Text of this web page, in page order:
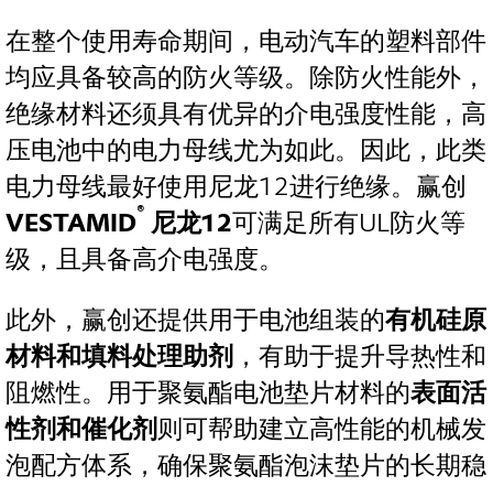
在整个使用寿命期间，电动汽车的塑料部件
均应具备较高的防火等级。除防火性能外，
绝缘材料还须具有优异的介电强度性能，高
压电池中的电力母线尤为如此。因此，此类
电力母线最好使用尼龙12进行绝缘。赢创
VESTAMID® 尼龙12可满足所有UL防火等
级，且具备高介电强度。
此外，赢创还提供用于电池组装的有机硅原
材料和填料处理助剂 ，有助于提升导热性和
阻燃性。用于聚氨酯电池垫片材料的表面活
性剂和催化剂 则可帮助建立高性能的机械发
泡配方体系，确保聚氨酯泡沫垫片的长期稳